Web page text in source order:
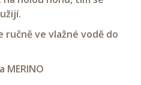
ručně ve vlažné vodě do
MERINO